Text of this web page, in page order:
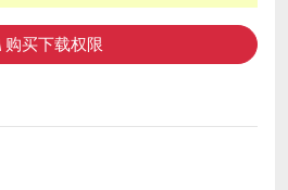
购买下载权限